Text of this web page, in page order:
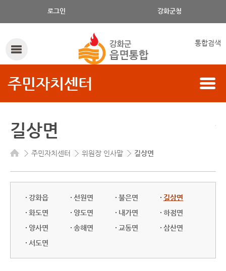
로그인 강화군청
통합검색
주민자치센터
길상면
주민자치센터 위원장 인사말 길상면
강화읍 선원면 불은면
길상면
화도면
양도면 내가면
하점면
양사면
송해면 교동면
삼산면
서도면